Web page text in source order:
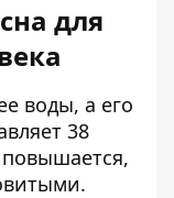
для
воды, а его
38
повышается,